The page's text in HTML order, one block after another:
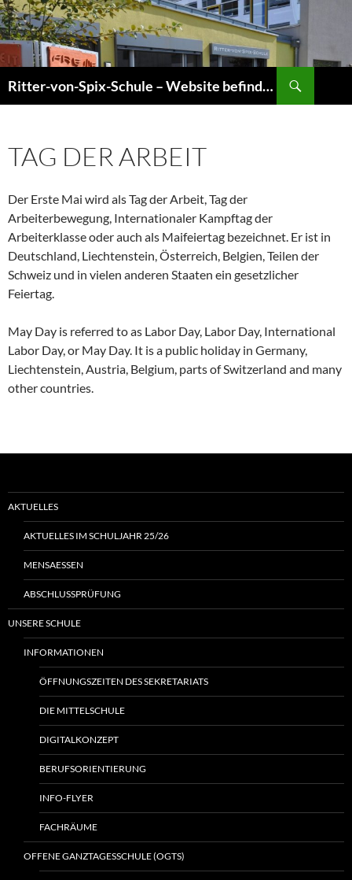
Zum
Inhalt
springen
Ritter-von-Spix-Schule – Website befindet sich gerade im Umbau! Informationen sind jedoch aktuell!
TAG DER ARBEIT
Der Erste Mai wird als Tag der Arbeit, Tag der
Arbeiterbewegung, Internationaler Kampftag der
Arbeiterklasse oder auch als Maifeiertag bezeichnet. Er ist in
Deutschland, Liechtenstein, Österreich, Belgien, Teilen der
Schweiz und in vielen anderen Staaten ein gesetzlicher
Feiertag.
May Day is referred to as Labor Day, Labor Day, International
Labor Day, or May Day. It is a public holiday in Germany,
Liechtenstein, Austria, Belgium, parts of Switzerland and many
other countries.
AKTUELLES
AKTUELLES IM SCHULJAHR 25/26
MENSAESSEN
ABSCHLUSSPRÜFUNG
UNSERE SCHULE
INFORMATIONEN
ÖFFNUNGSZEITEN DES SEKRETARIATS
DIE MITTELSCHULE
DIGITALKONZEPT
BERUFSORIENTIERUNG
INFO-FLYER
FACHRÄUME
OFFENE GANZTAGESSCHULE (OGTS)